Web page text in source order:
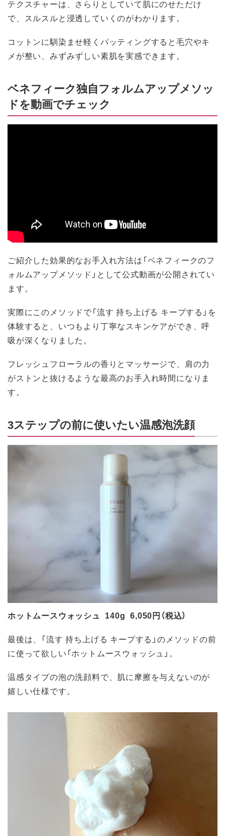
テクスチャーは、さらりとしていて肌にのせただけ
で、スルスルと浸透していくのがわかります。
コットンに馴染ませ軽くパッティングすると毛穴やキ
メが整い、みずみずしい素肌を実感できます。
ベネフィーク独自フォルムアップメソッ
ドを動画でチェック
ご紹介した効果的なお手入れ方法は「ベネフィークのフ
ォルムアップメソッド」として公式動画が公開されてい
ます。
実際にこのメソッドで「流す 持ち上げる キープする」を
体験すると、いつもより丁寧なスキンケアができ、呼
吸が深くなりました。
フレッシュフローラルの香りとマッサージで、肩の力
がストンと抜けるような最高のお手入れ時間になりま
す。
3ステップの前に使いたい温感泡洗顔
ホットムースウォッシュ 140g 6,050円（税込）
最後は、「流す 持ち上げる キープする」のメソッドの前
に使って欲しい「ホットムースウォッシュ」。
温感タイプの泡の洗顔料で、肌に摩擦を与えないのが
嬉しい仕様です。